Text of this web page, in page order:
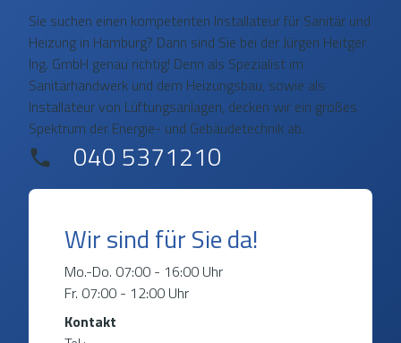
Sie suchen einen kompetenten Installateur für Sanitär und
Heizung in Hamburg? Dann sind Sie bei der Jürgen Heitger
Ing. GmbH genau richtig! Denn als Spezialist im
Sanitärhandwerk und dem Heizungsbau, sowie als
Installateur von Lüftungsanlagen, decken wir ein großes
Spektrum der Energie- und Gebäudetechnik ab.
040 5371210
Wir sind für Sie da!
Mo.-Do. 07:00 - 16:00 Uhr
Fr. 07:00 - 12:00 Uhr
Kontakt